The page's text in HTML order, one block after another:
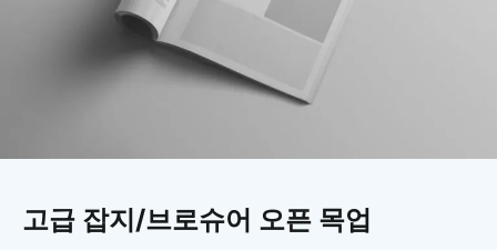
고급 잡지/브로슈어 오픈 목업